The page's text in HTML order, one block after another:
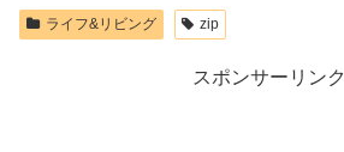
ライフ&リビング zip
スポンサーリンク